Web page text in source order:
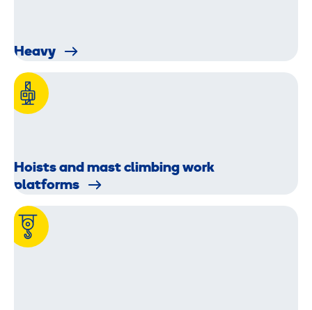
Heavy
Hoists and mast climbing work
platforms